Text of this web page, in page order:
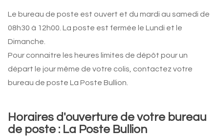
Le bureau de poste est ouvert et du mardi au samedi de
08h30 à 12h00. La poste est fermée le Lundi et le
Dimanche.
Pour connaitre les heures limites de dépôt pour un
départ le jour même de votre colis, contactez votre
bureau de poste La Poste Bullion.
Horaires d'ouverture de votre bureau
de poste : La Poste Bullion